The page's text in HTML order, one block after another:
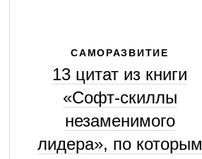
САМОРАЗВИТИЕ
13 цитат из книги
«Софт-скиллы
незаменимого
лидера», по которым